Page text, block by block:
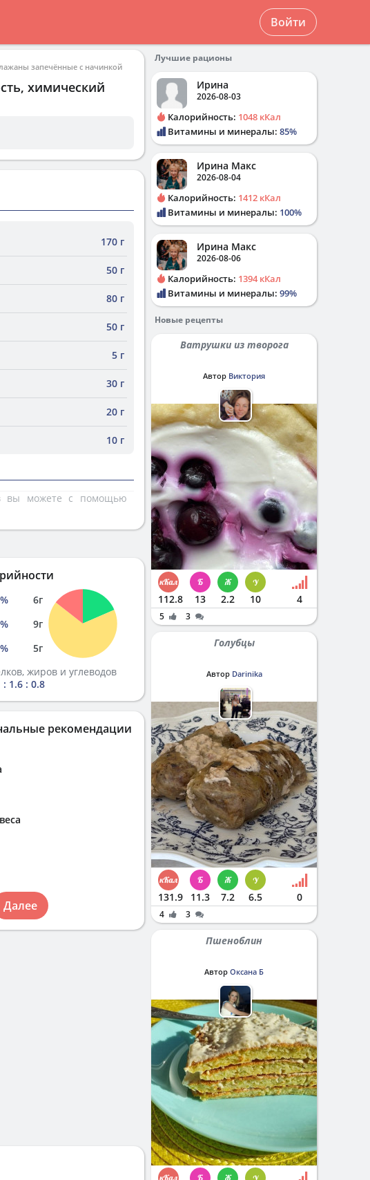
Войти
запечённые с начинкой
химический
170 г
50 г
80 г
50 г
5 г
30 г
20 г
10 г
вы можете с помощью
% 6г
% 9г
% 5г
жиров и углеводов
: 1.6 : 0.8
рекомендации
Далее
Лучшие рационы
Ирина
2026-08-03
Калорийность: 1048 кКал
Витамины и минералы: 85%
Ирина Макс
2026-08-04
Калорийность: 1412 кКал
Витамины и минералы: 100%
Ирина Макс
2026-08-06
Калорийность: 1394 кКал
Витамины и минералы: 99%
Новые рецепты
Ватрушки из творога
Автор Виктория
112.8 13 2.2 10 4
5 3
Голубцы
Автор Darinika
131.9 11.3 7.2 6.5 0
4 3
Пшеноблин
Автор Оксана Б